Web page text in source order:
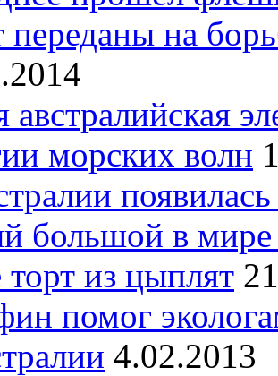
переданы на
австралийская
морских волн
большой в мире
торт из цыплят
помог
4.02.2013